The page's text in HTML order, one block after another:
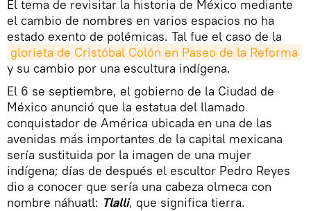
El tema de revisitar la historia de México mediante
el cambio de nombres en varios espacios no ha
estado exento de polémicas. Tal fue el caso de la
glorieta de Cristóbal Colón en Paseo de la Reforma
y su cambio por una escultura indígena.
El 6 se septiembre, el gobierno de la Ciudad de
México anunció que la estatua del llamado
conquistador de América ubicada en una de las
avenidas más importantes de la capital mexicana
sería sustituida por la imagen de una mujer
indígena; días de después el escultor Pedro Reyes
dio a conocer que sería una cabeza olmeca con
nombre náhuatl: Tlalli, que significa tierra.